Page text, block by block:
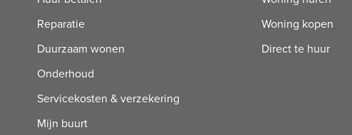
Reparatie
Duurzaam wonen
Onderhoud
Servicekosten & verzekering
Mijn buurt
Woning kopen
Direct te huur